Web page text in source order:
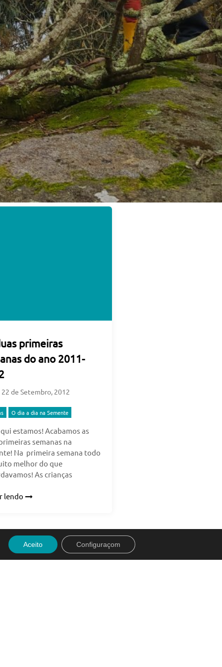
primeiras
do ano 2011-
22 de Setembro, 2012
O dia a dia na Semente
estamos! Acabamos as
semanas na
Na primeira semana todo
melhor do que
As crianças
lendo
Aceito Configuraçom